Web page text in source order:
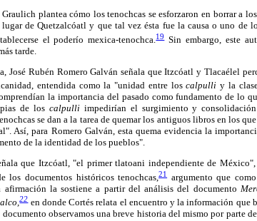
plantea cómo los tenochcas se esforzaron en borrar a
de Quetzalcóatl y que tal vez ésta fue la causa o uno de
el poderío mexica-tenochca.19Sin embargo, este
tarde.
José Rubén Romero Galván señala que Itzcóatl y Tlacaélel
entendida como la "unidad entre loscalpulli y la
la importancia del pasado como fundamento de lo
de los calpulliimpedirían el surgimiento y consolidación
se dan a la tarea de quemar los antiguos libros en los
Así, para Romero Galván, esta quema evidencia la
de la identidad de los pueblos".
que Itzcóatl, "el primer tlatoani independiente de
los documentos históricos tenochcas,21argumento que
afirmación la sostiene a partir del análisis del documento
22en donde Cortés relata el encuentro y la información que
observamos una breve historia del mismo por parte